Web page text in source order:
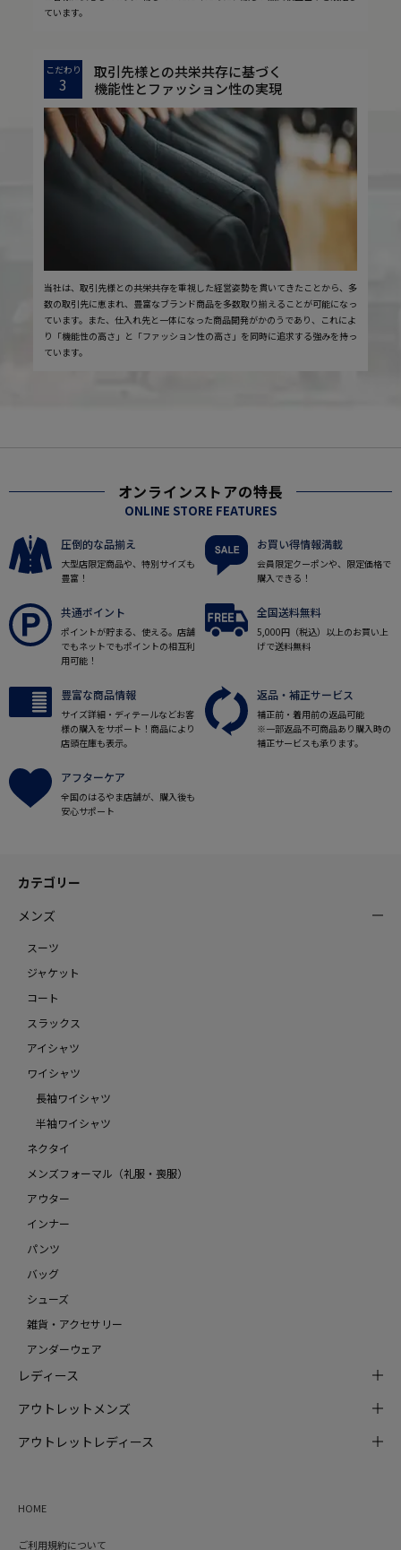
ています。
こだわり
3
取引先様との共栄共存に基づく
機能性とファッション性の実現
当社は、取引先様との共栄共存を重視した経営姿勢を貫いてきたことから、多
数の取引先に恵まれ、豊富なブランド商品を多数取り揃えることが可能になっ
ています。また、仕入れ先と一体になった商品開発がかのうであり、これによ
り「機能性の高さ」と「ファッション性の高さ」を同時に追求する強みを持っ
ています。
オンラインストアの特長
ONLINE STORE FEATURES
圧倒的な品揃え
大型店限定商品や、特別サイズも
豊富！
お買い得情報満載
会員限定クーポンや、限定価格で
購入できる！
共通ポイント
ポイントが貯まる、使える。店舗
でもネットでもポイントの相互利
用可能！
全国送料無料
5,000円（税込）以上のお買い上
げで送料無料
豊富な商品情報
サイズ詳細・ディテールなどお客
様の購入をサポート！商品により
店頭在庫も表示。
返品・補正サービス
補正前・着用前の返品可能
※一部返品不可商品あり購入時の
補正サービスも承ります。
アフターケア
全国のはるやま店舗が、購入後も
安心サポート
カテゴリー
メンズ
スーツ
ジャケット
コート
スラックス
アイシャツ
ワイシャツ
長袖ワイシャツ
半袖ワイシャツ
ネクタイ
メンズフォーマル（礼服・喪服）
アウター
インナー
パンツ
バッグ
シューズ
雑貨・アクセサリー
アンダーウェア
レディース
アウトレットメンズ
アウトレットレディース
HOME
ご利用規約について